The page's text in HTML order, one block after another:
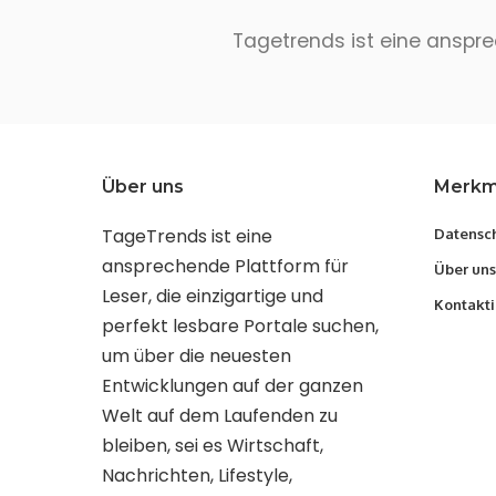
Tagetrends ist eine
Über uns
TageTrends ist eine
ansprechende Plattform für
Leser, die einzigartige und
perfekt lesbare Portale suchen,
um über die neuesten
Entwicklungen auf der ganzen
Welt auf dem Laufenden zu
bleiben, sei es Wirtschaft,
Nachrichten, Lifestyle,
Über uns